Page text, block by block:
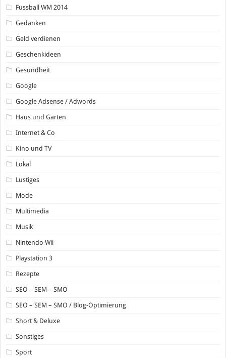
Fussball WM 2014
Gedanken
Geld verdienen
Geschenkideen
Gesundheit
Google
Google Adsense / Adwords
Haus und Garten
Internet & Co
Kino und TV
Lokal
Lustiges
Mode
Multimedia
Musik
Nintendo Wii
Playstation 3
Rezepte
SEO – SEM – SMO
SEO – SEM – SMO / Blog-Optimierung
Short & Deluxe
Sonstiges
Sport